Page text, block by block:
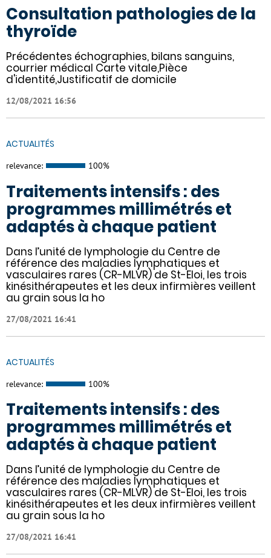
Consultation pathologies de la
thyroïde
Précédentes échographies, bilans sanguins,
courrier médical Carte vitale,Pièce
d'identité,Justificatif de domicile
12/08/2021 16:56
ACTUALITÉS
relevance: 100%
Traitements intensifs : des
programmes millimétrés et
adaptés à chaque patient
Dans l’unité de lymphologie du Centre de
référence des maladies lymphatiques et
vasculaires rares (CR-MLVR) de St-Eloi, les trois
kinésithérapeutes et les deux infirmières veillent
au grain sous la ho
27/08/2021 16:41
ACTUALITÉS
relevance: 100%
Traitements intensifs : des
programmes millimétrés et
adaptés à chaque patient
Dans l’unité de lymphologie du Centre de
référence des maladies lymphatiques et
vasculaires rares (CR-MLVR) de St-Eloi, les trois
kinésithérapeutes et les deux infirmières veillent
au grain sous la ho
27/08/2021 16:41